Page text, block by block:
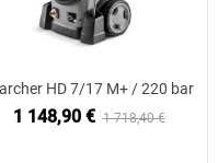
Ajouter au panier
HD 7/17 M+ / 220 bar
1 148,90 € 1 718,40 €